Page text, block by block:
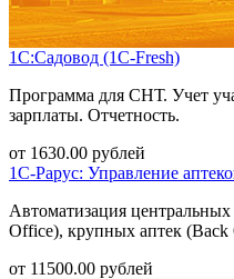
1С:Садовод (1С-Fresh)
Программа для СНТ. Учет
зарплаты. Отчетность.
от 1630.00 рублей
1С-Рарус: Управление
Автоматизация
Office), крупных аптек
от 11500.00 рублей